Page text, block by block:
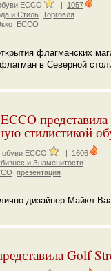
ECCO | 1057
и Стиль Торговля
ECCO
флагманских
в Северной
стилистикой
обуви ECCO | 1606
и Знаменитости
презентация
дизайнер Майкл
Golf